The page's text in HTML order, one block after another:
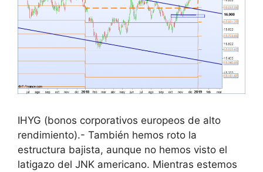
IHYG (bonos corporativos europeos de alto
rendimiento).- También hemos roto la
estructura bajista, aunque no hemos visto el
latigazo del JNK americano. Mientras estemos